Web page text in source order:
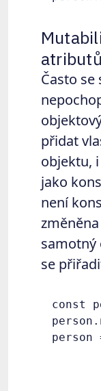
atributů
Často se
přidat
objektu,
jako
není
samotný
se
const